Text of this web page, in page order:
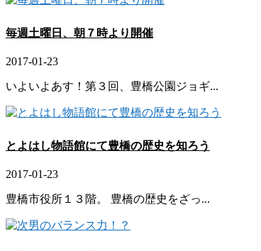
毎週土曜日、朝７時より開催
2017-01-23
いよいよあす！第３回、豊橋公園ジョギ...
とよはし物語館にて豊橋の歴史を知ろう
2017-01-23
豊橋市役所１３階。 豊橋の歴史をざっ...